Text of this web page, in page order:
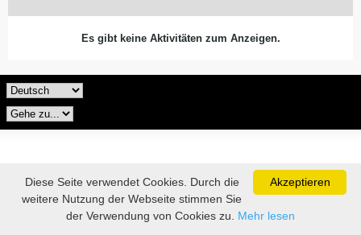
Es gibt keine Aktivitäten zum Anzeigen.
Akzeptieren
Diese Seite verwendet Cookies. Durch die
weitere Nutzung der Webseite stimmen Sie
der Verwendung von Cookies zu. Mehr lesen